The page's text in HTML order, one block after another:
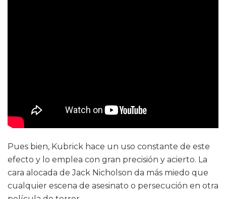
Pues bien, Kubrick hace un uso constante de este
efecto y lo emplea con gran precisión y acierto. La
cara alocada de Jack Nicholson da más miedo que
cualquier escena de asesinato o persecución en otra